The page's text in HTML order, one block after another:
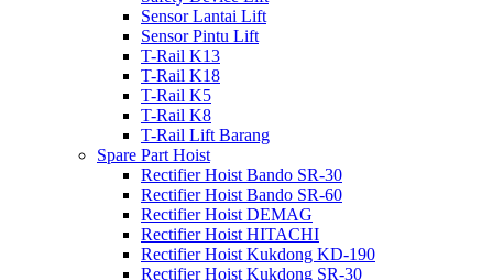
Sensor Lantai Lift
Sensor Pintu Lift
T-Rail K13
T-Rail K18
T-Rail K5
T-Rail K8
T-Rail Lift Barang
Spare Part Hoist
Rectifier Hoist Bando SR-30
Rectifier Hoist Bando SR-60
Rectifier Hoist DEMAG
Rectifier Hoist HITACHI
Rectifier Hoist Kukdong KD-190
Rectifier Hoist Kukdong SR-30